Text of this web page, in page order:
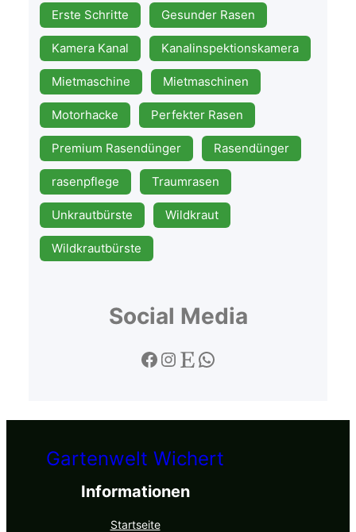
Erste Schritte Gesunder Rasen
Kamera Kanal Kanalinspektionskamera
Mietmaschine Mietmaschinen
Motorhacke Perfekter Rasen
Premium Rasendünger Rasendünger
rasenpflege Traumrasen
Unkrautbürste Wildkraut
Wildkrautbürste
Social Media
Gartenwelt Wichert
Informationen
Startseite